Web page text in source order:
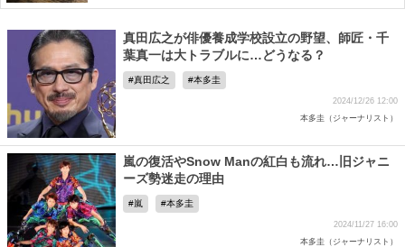
真田広之が俳優養成学校設立の野望、師匠・千
葉真一は大トラブルに…どうなる？
真田広之 本多圭
2024/12/26 12:00
本多圭（ジャーナリスト）
嵐の復活やSnow Manの紅白も流れ…旧ジャニ
ーズ勢迷走の理由
嵐 本多圭
2024/11/27 16:00
本多圭（ジャーナリスト）